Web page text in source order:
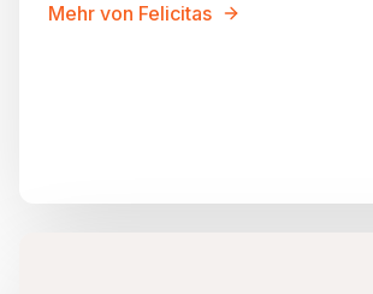
Mehr von Felicitas